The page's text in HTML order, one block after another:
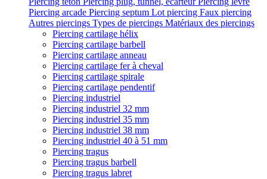
Piercing arcade Piercing septum Lot piercing Faux piercing
Autres piercings Types de piercings Matériaux des piercings
Piercing cartilage hélix
Piercing cartilage barbell
Piercing cartilage anneau
Piercing cartilage fer à cheval
Piercing cartilage spirale
Piercing cartilage pendentif
Piercing industriel
Piercing industriel 32 mm
Piercing industriel 35 mm
Piercing industriel 38 mm
Piercing industriel 40 à 51 mm
Piercing tragus
Piercing tragus barbell
Piercing tragus labret